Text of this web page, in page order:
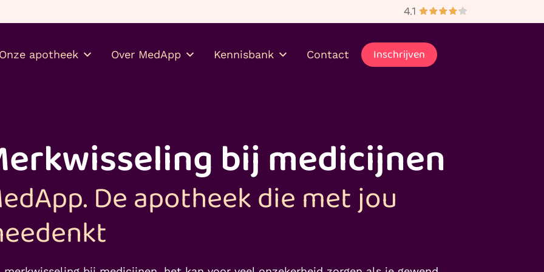
Onze apotheek Over MedApp Kennisbank Contact Inschrijven
bij medicijnen
De apotheek die met jou